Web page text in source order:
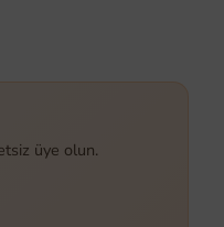
üye olun.